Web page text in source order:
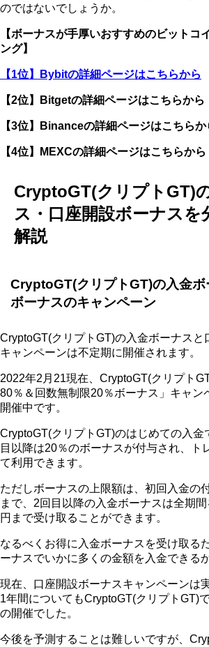
のではないでしょうか。
【ボーナスが手厚いおすすめのビットコ
ング】
【1位】Bybitの詳細ページはこちらから
【2位】Bitgetの詳細ページはこちらから
【3位】Binanceの詳細ページはこちらか
【4位】MEXCの詳細ページはこちらから
CryptoGT(クリプトGT)
ス・口座開設ボーナスを
解説
CryptoGT(クリプトGT)の入金ボ
ボーナスのキャンペーン
CryptoGT(クリプトGT)の入金ボーナスと
キャンペーンは不定期に開催されます。
2022年2月21現在、CryptoGT(クリプト
80％＆回数無制限20％ボーナス」キャン
開催中です。
CryptoGT(クリプトGT)のはじめての入金
目以降は20％のボーナスが付与され、ト
て利用できます。
ただしボーナスの上限額は、初回入金の
まで、2回目以降の入金ボーナスは全期
円まで受け取ることができます。
なるべくお得に入金ボーナスを受け取る
ーナスでいかに多くの金額を入金できる
現在、口座開設ボーナスキャンペーンは
1年間についてもCryptoGT(クリプトGT)
の開催でした。
今後を予測することは難しいですが、